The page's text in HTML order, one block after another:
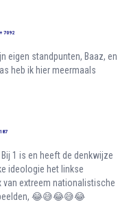
+ 7092
eigen standpunten, Baaz, en
heb ik hier meermaals
1 is en heeft de denkwijze
ideologie het linkse
extreem nationalistische
😂😅😂😅😂